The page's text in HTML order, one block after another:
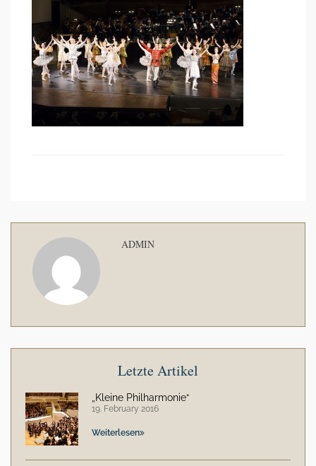
ADMIN
Letzte Artikel
„Kleine Philharmonie“
19. February 2016
Weiterlesen